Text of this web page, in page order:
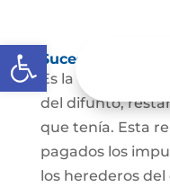
Abrir barra de
Sucesión de
Es la que se
del difunto,
que tenía. Esta
pagados los
los herederos